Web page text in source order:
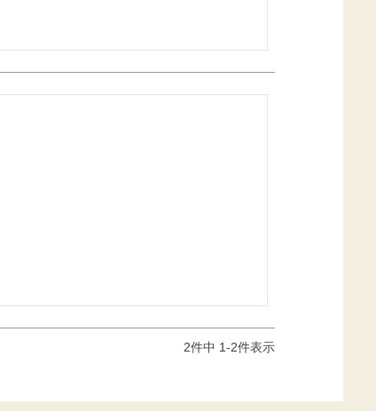
2件中 1-2件表示